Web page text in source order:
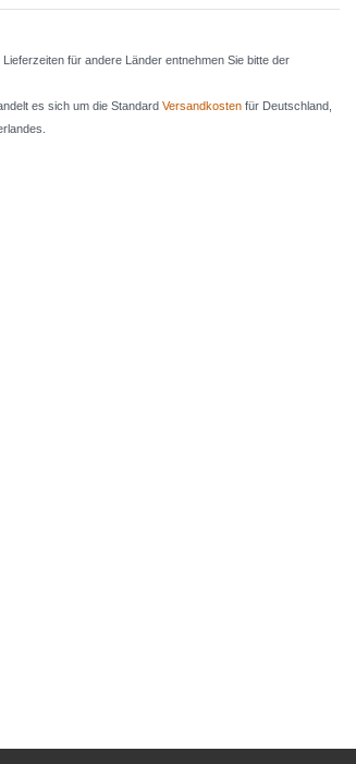
für andere Länder entnehmen Sie bitte der
es sich um die Standard Versandkosten für Deutschland,